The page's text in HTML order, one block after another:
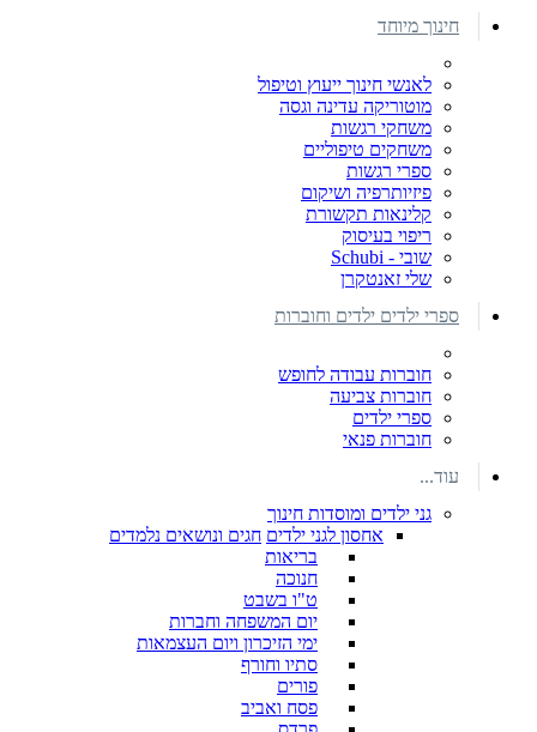
חינוך מיוחד
לאנשי חינוך ייעוץ וטיפול
מוטוריקה עדינה וגסה
משחקי רגשות
משחקים טיפוליים
ספרי רגשות
פיזיותרפיה ושיקום
קלינאות תקשורת
ריפוי בעיסוק
שובי - Schubi
שלי זאנטקרן
ספרי ילדים ילדים וחוברות
חוברות עבודה לחופש
חוברות צביעה
ספרי ילדים
חוברות פנאי
עוד...
גני ילדים ומוסדות חינוך
אחסון לגני ילדים חגים ונושאים נלמדים
בריאות
חנוכה
ט"ו בשבט
יום המשפחה וחברות
ימי הזיכרון ויום העצמאות
סתיו וחורף
פורים
פסח ואביב